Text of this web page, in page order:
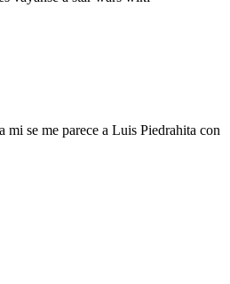
mi se me parece a Luis Piedrahita con